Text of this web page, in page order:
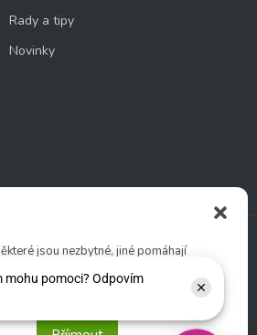
jsou nezbytné, jiné pomáhají
Rady a tipy
Novinky
nás: